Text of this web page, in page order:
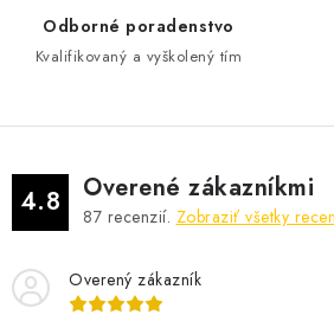
v
ý
p
s
Odborné poradenstvo
Kvalifikovaný a vyškolený tím
4.8 Overené zákazníkmi
87 recenzií. Zobraziť všetky
Overený zákazník